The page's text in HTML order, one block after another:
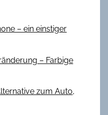
– ein einstiger
– Farbige
zum Auto,